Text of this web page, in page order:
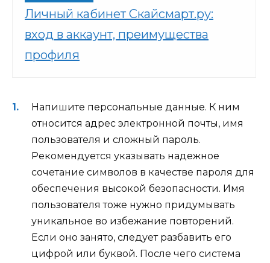
Личный кабинет Скайсмарт.ру:
вход в аккаунт, преимущества
профиля
Напишите персональные данные. К ним
относится адрес электронной почты, имя
пользователя и сложный пароль.
Рекомендуется указывать надежное
сочетание символов в качестве пароля для
обеспечения высокой безопасности. Имя
пользователя тоже нужно придумывать
уникальное во избежание повторений.
Если оно занято, следует разбавить его
цифрой или буквой. После чего система